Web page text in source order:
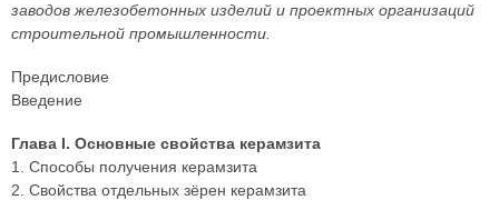
заводов железобетонных изделий и проектных организаций
строительной промышленности.
Предисловие
Введение
Глава I. Основные свойства керамзита
1. Способы получения керамзита
2. Свойства отдельных зёрен керамзита